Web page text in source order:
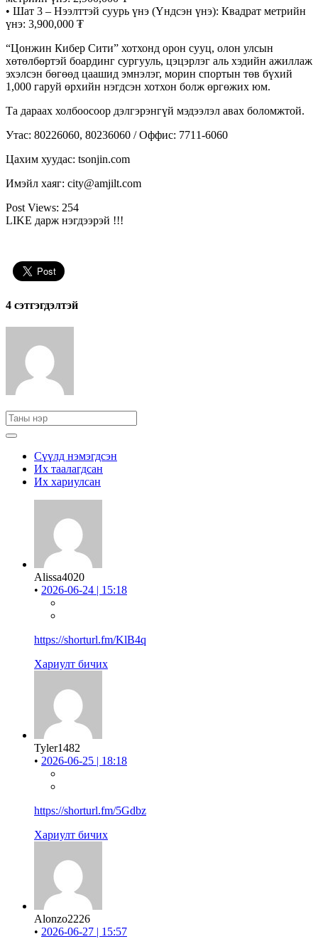
• Шат 3 – Нээлттэй суурь үнэ (Үндсэн үнэ): Квадрат метрийн
үнэ: 3,900,000 ₮
“Цонжин Кибер Сити” хотхонд орон сууц, олон улсын
хөтөлбөртэй боардинг сургууль, цэцэрлэг аль хэдийн ажиллаж
эхэлсэн бөгөөд цаашид эмнэлэг, морин спортын төв бүхий
1,000 гаруй өрхийн нэгдсэн хотхон болж өргөжих юм.
Та дараах холбоосоор дэлгэрэнгүй мэдээлэл авах боломжтой.
Утас: 80226060, 80236060 / Оффис: 7711-6060
Цахим хуудас: tsonjin.com
Имэйл хаяг: city@amjilt.com
Post Views: 254
LIKE дарж нэгдээрэй !!!
4 cэтгэгдэлтэй
Сүүлд нэмэгдсэн
Их таалагдсан
Их хариулсан
Alissa4020
• 2026-06-24 | 15:18
https://shorturl.fm/KlB4q
Хариулт бичих
Tyler1482
• 2026-06-25 | 18:18
https://shorturl.fm/5Gdbz
Хариулт бичих
Alonzo2226
• 2026-06-27 | 15:57